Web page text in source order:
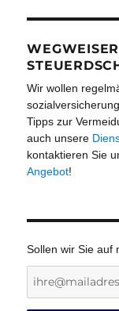
Wir wollen
Tipps zur
auch unsere
kontaktieren Sie
Angebot!
Sollen wir Sie auf